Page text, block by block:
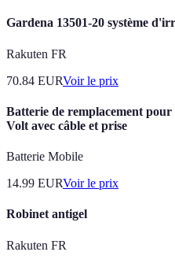
Gardena 13501-20 système
Rakuten FR
70.84 EURVoir le prix
Batterie de remplacement
Volt avec câble et prise
Batterie Mobile
14.99 EURVoir le prix
Robinet antigel
Rakuten FR